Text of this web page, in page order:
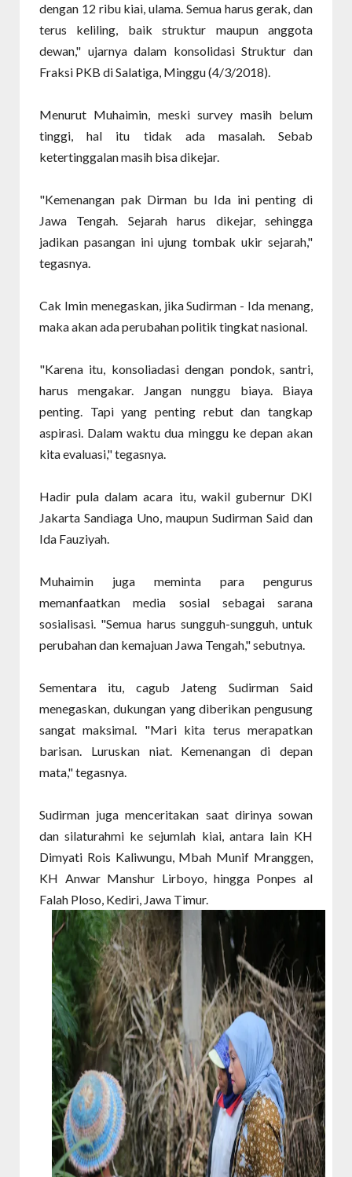
dengan 12 ribu kiai, ulama. Semua harus gerak, dan
terus keliling, baik struktur maupun anggota
dewan," ujarnya dalam konsolidasi Struktur dan
Fraksi PKB di Salatiga, Minggu (4/3/2018).
Menurut Muhaimin, meski survey masih belum
tinggi, hal itu tidak ada masalah. Sebab
ketertinggalan masih bisa dikejar.
"Kemenangan pak Dirman bu Ida ini penting di
Jawa Tengah. Sejarah harus dikejar, sehingga
jadikan pasangan ini ujung tombak ukir sejarah,"
tegasnya.
Cak Imin menegaskan, jika Sudirman - Ida menang,
maka akan ada perubahan politik tingkat nasional.
"Karena itu, konsoliadasi dengan pondok, santri,
harus mengakar. Jangan nunggu biaya. Biaya
penting. Tapi yang penting rebut dan tangkap
aspirasi. Dalam waktu dua minggu ke depan akan
kita evaluasi," tegasnya.
Hadir pula dalam acara itu, wakil gubernur DKI
Jakarta Sandiaga Uno, maupun Sudirman Said dan
Ida Fauziyah.
Muhaimin juga meminta para pengurus
memanfaatkan media sosial sebagai sarana
sosialisasi. "Semua harus sungguh-sungguh, untuk
perubahan dan kemajuan Jawa Tengah," sebutnya.
Sementara itu, cagub Jateng Sudirman Said
menegaskan, dukungan yang diberikan pengusung
sangat maksimal. "Mari kita terus merapatkan
barisan. Luruskan niat. Kemenangan di depan
mata," tegasnya.
Sudirman juga menceritakan saat dirinya sowan
dan silaturahmi ke sejumlah kiai, antara lain KH
Dimyati Rois Kaliwungu, Mbah Munif Mranggen,
KH Anwar Manshur Lirboyo, hingga Ponpes al
Falah Ploso, Kediri, Jawa Timur.